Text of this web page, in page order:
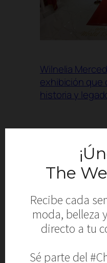
Wilnelia
exhibición que
historia y